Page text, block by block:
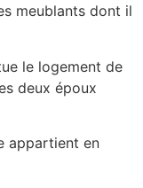
meublants dont il
le logement de
deux époux
appartient en